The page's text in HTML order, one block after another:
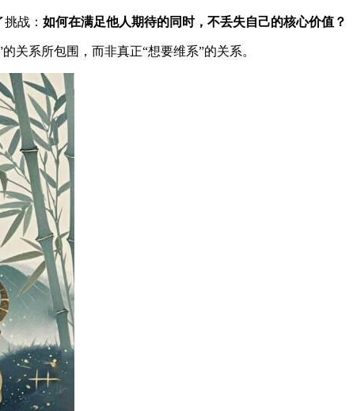
战： 如何在满足他人期待的同时，不丢失自己的核心价值？
关系所包围，而非真正“想要维系”的关系。